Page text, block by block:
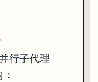
Agent
行子代理